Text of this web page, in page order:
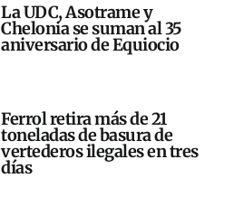
La UDC, Asotrame y
Chelonia se suman al 35
aniversario de Equiocio
Ferrol retira más de 21
toneladas de basura de
vertederos ilegales en tres
días